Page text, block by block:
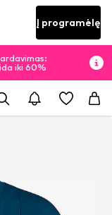
Į programėlę
iki 60%